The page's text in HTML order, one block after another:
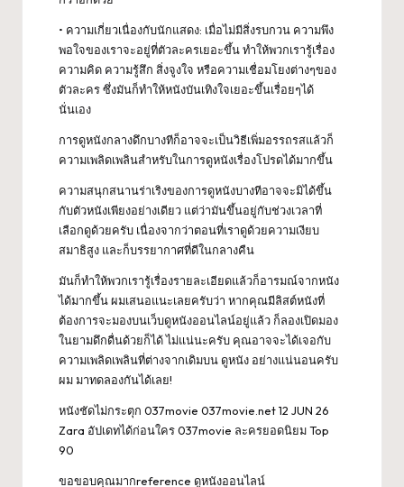
• ความเกี่ยวเนื่องกับนักแสดง: เมื่อไม่มีสิ่งรบกวน ความพึง
พอใจของเราจะอยู่ที่ตัวละครเยอะขึ้น ทำให้พวกเรารู้เรื่อง
ความคิด ความรู้สึก สิ่งจูงใจ หรือความเชื่อมโยงต่างๆของ
ตัวละคร ซึ่งมันก็ทำให้หนังบันเทิงใจเยอะขึ้นเรื่อยๆได้
นั่นเอง
การดูหนังกลางดึกบางทีก็อาจจะเป็นวิธีเพิ่มอรรถรสแล้วก็
ความเพลิดเพลินสำหรับในการดูหนังเรื่องโปรดได้มากขึ้น
ความสนุกสนานร่าเริงของการดูหนังบางทีอาจจะมิได้ขึ้น
กับตัวหนังเพียงอย่างเดียว แต่ว่ามันขึ้นอยู่กับช่วงเวลาที่
เลือกดูด้วยครับ เนื่องจากว่าตอนที่เราดูด้วยความเงียบ
สมาธิสูง และก็บรรยากาศที่ดีในกลางคืน
มันก็ทำให้พวกเรารู้เรื่องรายละเอียดแล้วก็อารมณ์จากหนัง
ได้มากขึ้น ผมเสนอแนะเลยครับว่า หากคุณมีลิสต์หนังที่
ต้องการจะมองบนเว็บดูหนังออนไลน์อยู่แล้ว ก็ลองเปิดมอง
ในยามดึกดื่นด้วยก็ได้ ไม่แน่นะครับ คุณอาจจะได้เจอกับ
ความเพลิดเพลินที่ต่างจากเดิมบน ดูหนัง อย่างแน่นอนครับ
ผม มาทดลองกันได้เลย!
หนังชัดไม่กระตุก 037movie 037movie .net 12 JUN 26
Zara อัปเดทได้ก่อนใคร 037movie ละครยอดนิยม Top
90
ขอขอบคุณมากreference ดูหนังออนไลน์